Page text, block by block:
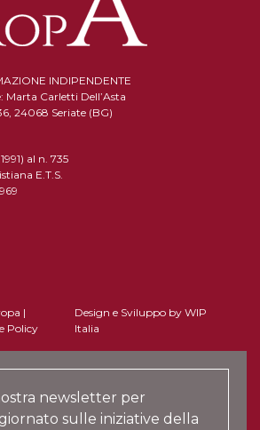
INDIPENDENTE
Marta Carletti Dell’Asta
24068 Seriate (BG)
al n. 735
E.T.S.
|
Policy
Design e Sviluppo by WIP
Italia
newsletter per
sulle iniziative della